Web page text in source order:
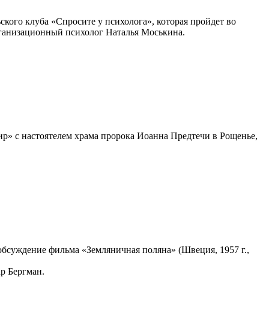
клуба «Спросите у психолога», которая пройдет во
психолог Наталья Моськина.
с настоятелем храма пророка Иоанна Предтечи в Рощенье,
фильма «Земляничная поляна» (Швеция, 1957 г.,
Бергман.